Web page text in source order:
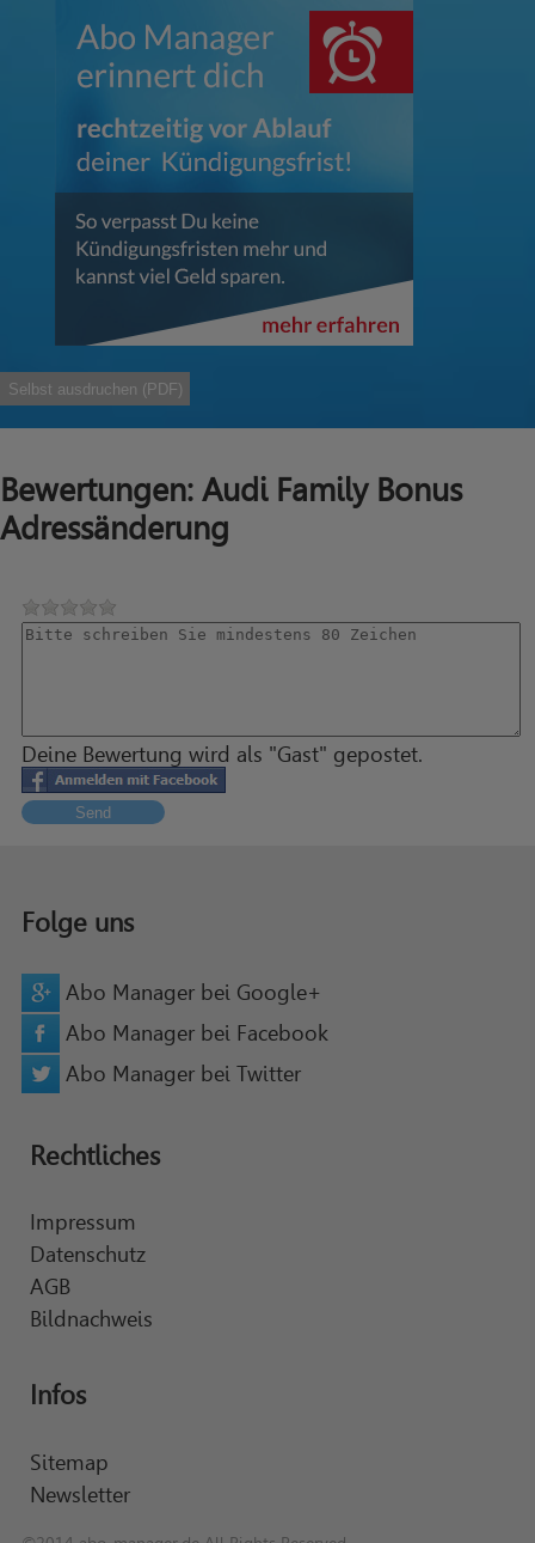
Selbst ausdruchen (PDF)
Bewertungen: Audi Family Bonus
Adressänderung
Deine Bewertung wird als "Gast" gepostet.
Send
Folge uns
Abo Manager bei Google+
Abo Manager bei Facebook
Abo Manager bei Twitter
Rechtliches
Impressum
Datenschutz
AGB
Bildnachweis
Infos
Sitemap
Newsletter